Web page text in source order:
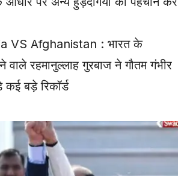
VS Afghanistan : भारत के
रहमानुल्लाह गुरबाज ने गौतम गंभीर
कई बड़े रिकॉर्ड